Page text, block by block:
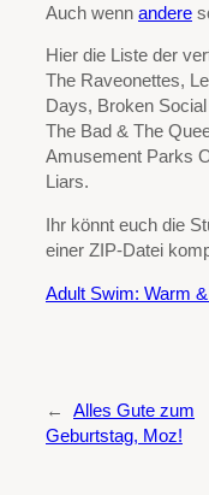
Auch wenn andere
Hier die Liste der
The Raveonettes,
Days, Broken
The Bad & The
Amusement Parks
Liars.
Ihr könnt euch die
einer ZIP-Datei
Adult Swim: Warm
←
Alles Gute zum
Geburtstag, Moz!